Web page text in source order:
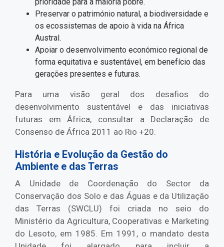
Preservar o património natural, a biodiversidade e
os ecossistemas de apoio à vida na África
Austral.
Apoiar o desenvolvimento económico regional de
forma equitativa e sustentável, em benefício das
gerações presentes e futuras.
Para uma visão geral dos desafios do
desenvolvimento sustentável e das iniciativas
futuras em África, consultar a Declaração de
Consenso de África 2011 ao Rio +20.
História e Evolução da Gestão do
Ambiente e das Terras
A Unidade de Coordenação do Sector da
Conservação dos Solo e das Águas e da Utilização
das Terras (SWCLU) foi criada no seio do
Ministério da Agricultura, Cooperativas e Marketing
do Lesoto, em 1985. Em 1991, o mandato desta